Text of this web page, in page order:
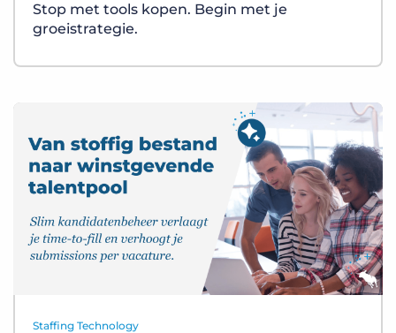
Stop met tools kopen. Begin met je
groeistrategie.
Staffing Technology